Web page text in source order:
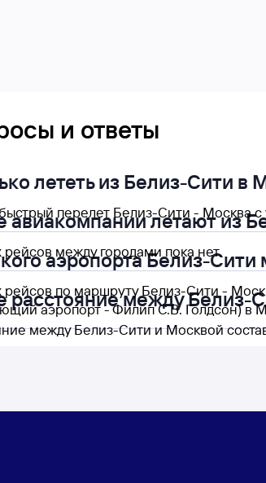
и ответы
лететь из Белиз-Сити в
перелет Белиз-Сити - Москва с
авиакомпании летают из
между городами пока нет.
аэропорта Белиз-
по маршруту Белиз-Сити -
аэропорт - Филип С.В. Голдсон) в
расстояние между Белиз-
между Белиз-Сити и Москвой